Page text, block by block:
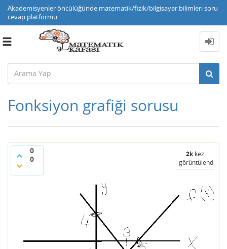
Akademisyenler öncülüğünde matematik/fizik/bilgisayar bilimleri soru
cevap platformu
Toggle
Fonksiyon grafiği sorusu
0
0
2kkez
görüntülendi